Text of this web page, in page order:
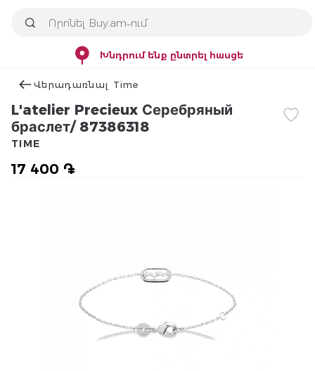
Խնդրում ենք ընտրել հասցե
Վերադառնալ Time
L'atelier Precieux Серебряный
браслет/ 87386318
17 400 ֏
TIME